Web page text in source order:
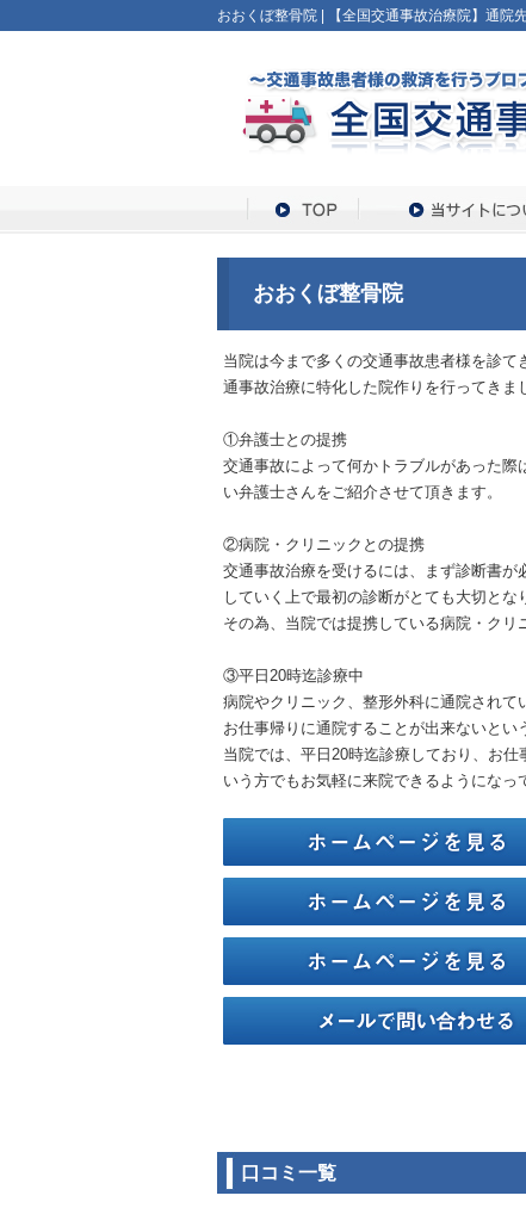
おおくぼ整骨院 | 【全国交通事故治療院】通院
おおくぼ整骨院
当院は今まで多くの交通事故患者様を診
通事故治療に特化した院作りを行ってきま
①弁護士との提携
交通事故によって何かトラブルがあった際
い弁護士さんをご紹介させて頂きます。
②病院・クリニックとの提携
交通事故治療を受けるには、まず診断書が
していく上で最初の診断がとても大切とな
その為、当院では提携している病院・クリ
③平日20時迄診療中
病院やクリニック、整形外科に通院されて
お仕事帰りに通院することが出来ないとい
当院では、平日20時迄診療しており、お
いう方でもお気軽に来院できるようになっ
口コミ一覧